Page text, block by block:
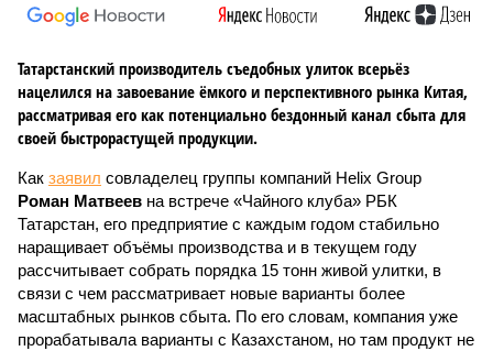
Татарстанский производитель съедобных улиток всерьёз
нацелился на завоевание ёмкого и перспективного рынка Китая,
рассматривая его как потенциально бездонный канал сбыта для
своей быстрорастущей продукции.
Как заявил совладелец группы компаний Helix Group
Роман Матвеев на встрече «Чайного клуба» РБК
Татарстан, его предприятие с каждым годом стабильно
наращивает объёмы производства и в текущем году
рассчитывает собрать порядка 15 тонн живой улитки, в
связи с чем рассматривает новые варианты более
масштабных рынков сбыта. По его словам, компания уже
прорабатывала варианты с Казахстаном, но там продукт не